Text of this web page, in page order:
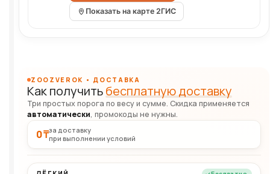
Показать на карте 2ГИС
ZOOZVEROK • ДОСТАВКА
Как получитьбесплатную доставку
Три простых порога по весу и сумме. Скидка применяется
автоматически, промокоды не нужны.
0 ₸за доставку
при выполнении условий